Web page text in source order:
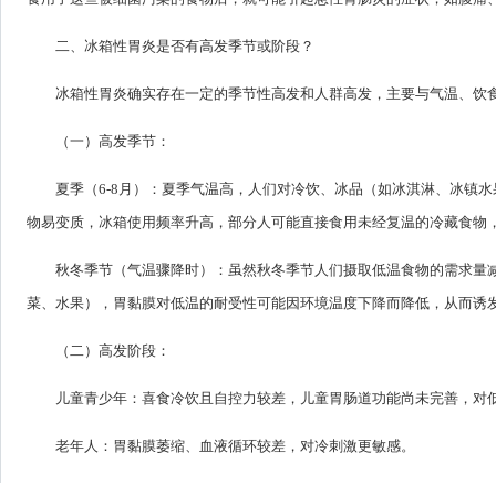
二、冰箱性胃炎是否有高发季节或阶段？
冰箱性胃炎确实存在一定的季节性高发和人群高发，主要与气温、饮
（一）高发季节：
夏季（6-8月）：夏季气温高，人们对冷饮、冰品（如冰淇淋、冰镇
物易变质，冰箱使用频率升高，部分人可能直接食用未经复温的冷藏食物
秋冬季节（气温骤降时）：虽然秋冬季节人们摄取低温食物的需求
菜、水果），胃黏膜对低温的耐受性可能因环境温度下降而降低，从而诱
（二）高发阶段：
儿童青少年：喜食冷饮且自控力较差，儿童胃肠道功能尚未完善，对
老年人：胃黏膜萎缩、血液循环较差，对冷刺激更敏感。